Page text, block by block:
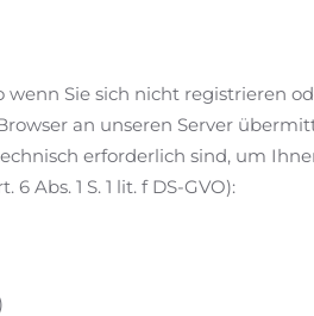
Sie sich nicht registrieren
an unseren Server
erforderlich sind, um
Abs. 1 S. 1 lit. f DS-GVO):